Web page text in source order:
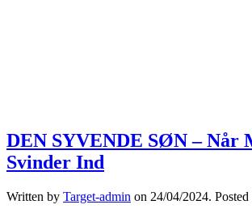
DEN SYVENDE SØN – Når
Svinder Ind
Written by Target-admin on 24/04/2024. Posted